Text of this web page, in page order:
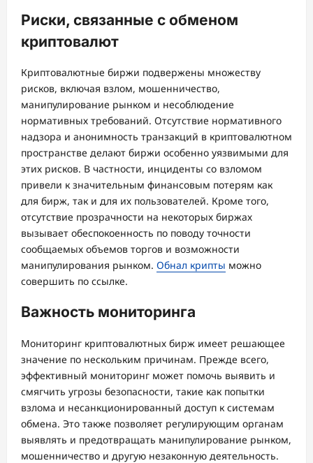
Риски, связанные с обменом
криптовалют
Криптовалютные биржи подвержены множеству
рисков, включая взлом, мошенничество,
манипулирование рынком и несоблюдение
нормативных требований. Отсутствие нормативного
надзора и анонимность транзакций в криптовалютном
пространстве делают биржи особенно уязвимыми для
этих рисков. В частности, инциденты со взломом
привели к значительным финансовым потерям как
для бирж, так и для их пользователей. Кроме того,
отсутствие прозрачности на некоторых биржах
вызывает обеспокоенность по поводу точности
сообщаемых объемов торгов и возможности
манипулирования рынком. Обнал крипты можно
совершить по ссылке.
Важность мониторинга
Мониторинг криптовалютных бирж имеет решающее
значение по нескольким причинам. Прежде всего,
эффективный мониторинг может помочь выявить и
смягчить угрозы безопасности, такие как попытки
взлома и несанкционированный доступ к системам
обмена. Это также позволяет регулирующим органам
выявлять и предотвращать манипулирование рынком,
мошенничество и другую незаконную деятельность.